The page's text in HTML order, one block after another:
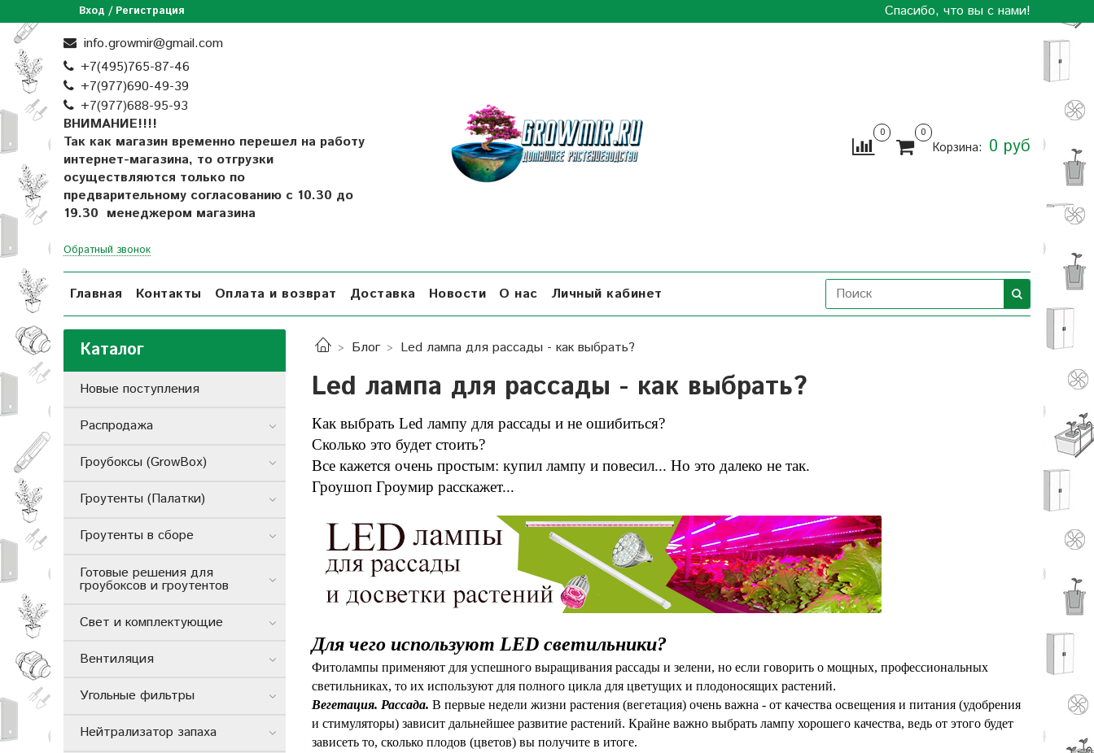
Вход / Регистрация
Спасибо, что вы с нами!
info.growmir@gmail.com
+7(495)765-87-46
+7(977)690-49-39
+7(977)688-95-93
ВНИМАНИЕ!!!!
Так как магазин временно перешел на работу
интернет-магазина, то отгрузки
осуществляются только по
предварительному согласованию с 10.30 до
19.30 менеджером магазина
Обратный звонок
0 0
Корзина: 0 руб
Главная Контакты Оплата и возврат Доставка Новости О нас Личный кабинет
Блог Led лампа для рассады - как выбрать?
Led лампа для рассады - как выбрать?
Как выбрать Led лампу для рассады и не ошибиться?
Сколько это будет стоить?
Все кажется очень простым: купил лампу и повесил... Но это далеко не так.
Гроушоп Гроумир расскажет...
Для чего используют LED светильники?
Фитолампы применяют для успешного выращивания рассады и зелени, но если говорить о мощных, профессиональных
светильниках, то их используют для полного цикла для цветущих и плодоносящих растений.
Вегетация. Рассада. В первые недели жизни растения (вегетация) очень важна - от качества освещения и питания (удобрения
и стимуляторы) зависит дальнейшее развитие растений. Крайне важно выбрать лампу хорошего качества, ведь от этого будет
зависеть то, сколько плодов (цветов) вы получите в итоге.
Каталог
Новые поступления
Распродажа
Гроубоксы (GrowBox)
Гроутенты (Палатки)
Гроутенты в сборе
Готовые решения для
гроубоксов и гроутентов
Свет и комплектующие
Вентиляция
Угольные фильтры
Нейтрализатор запаха